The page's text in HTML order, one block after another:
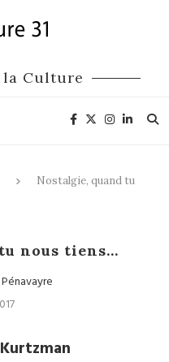
la Culture
Nostalgie, quand tu
nous tiens…